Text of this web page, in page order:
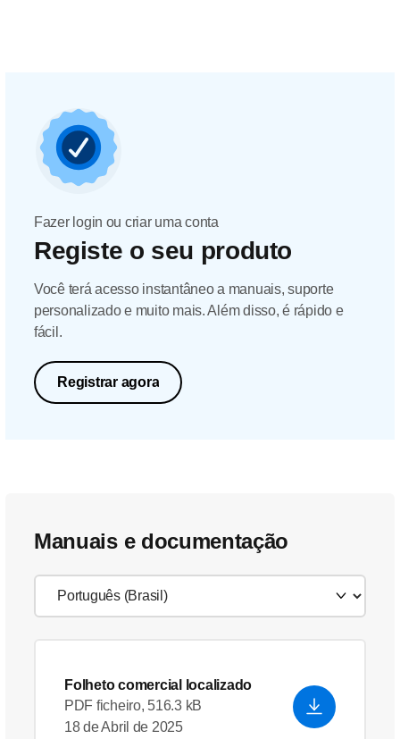
Fazer login ou criar uma conta
Registe o seu produto
Você terá acesso instantâneo a manuais, suporte
personalizado e muito mais. Além disso, é rápido e
fácil.
Registrar agora
Manuais e documentação
Folheto comercial localizado
PDF ficheiro, 516.3 kB
18 de Abril de 2025